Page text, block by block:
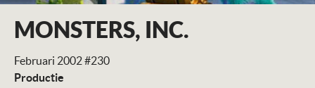
MONSTERS, INC.
Februari 2002 #230
Productie